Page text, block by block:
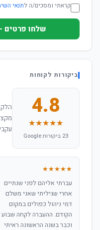
קראתי ומסכים/ה לתנאי
שלחו פרטים —
ביקורות לקוחות
4.8
★★★★★
23 ביקורות Google
★★★★★
עברתי אליהם לפני שנתיים
אחרי שגיליתי שאני משלם
דמי ניהול כפולים במקום
הקודם. ההעברה לקחה שבוע
וכבר בשנה הראשונה ראיתי